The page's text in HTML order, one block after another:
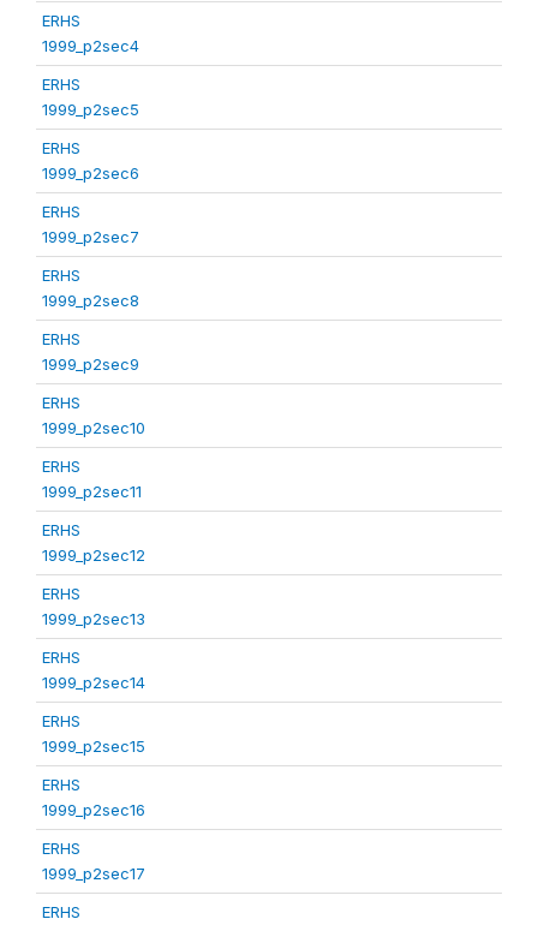
ERHS
1999_p2sec4
ERHS
1999_p2sec5
ERHS
1999_p2sec6
ERHS
1999_p2sec7
ERHS
1999_p2sec8
ERHS
1999_p2sec9
ERHS
1999_p2sec10
ERHS
1999_p2sec11
ERHS
1999_p2sec12
ERHS
1999_p2sec13
ERHS
1999_p2sec14
ERHS
1999_p2sec15
ERHS
1999_p2sec16
ERHS
1999_p2sec17
ERHS